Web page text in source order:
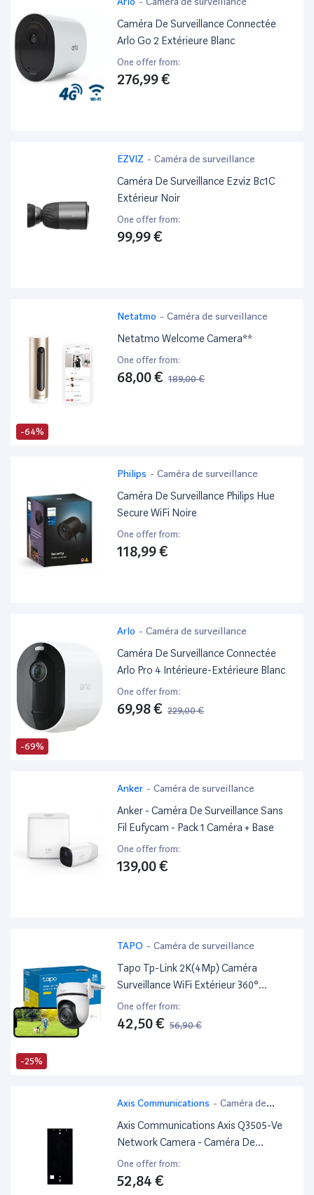
Caméra De Surveillance Connectée
Arlo Go 2 Extérieure Blanc
One offer from:
276,99 €
EZVIZ - Caméra de surveillance
Caméra De Surveillance Ezviz Bc1C
Extérieur Noir
One offer from:
99,99 €
-64%
Netatmo - Caméra de surveillance
Netatmo Welcome Camera**
One offer from:
68,00 € 189,00 €
Philips - Caméra de surveillance
Caméra De Surveillance Philips Hue
Secure WiFi Noire
One offer from:
118,99 €
-69%
Arlo - Caméra de surveillance
Caméra De Surveillance Connectée
Arlo Pro 4 Intérieure-Extérieure Blanc
One offer from:
69,98 € 229,00 €
Anker - Caméra de surveillance
Anker - Caméra De Surveillance Sans
Fil Eufycam - Pack 1 Caméra + Base
One offer from:
139,00 €
-25%
TAPO - Caméra de surveillance
Tapo Tp-Link 2K(4Mp) Caméra
Surveillance WiFi Extérieur 360°
C520Ws, Vision Nocturne Couleur
Starlight, Détection De Personne Et
One offer from:
42,50 € 56,90 €
Axis Communications - Caméra de
surveillance
Axis Communications Axis Q3505-Ve
Network Camera - Caméra De
Surveillance Réseau - Dôme - Extérieur
- Anti-Poussière - Couleur (Jour Et
One offer from:
52,84 €